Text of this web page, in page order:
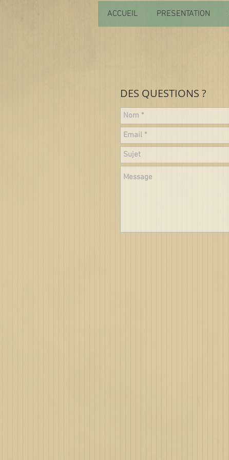
ACCUEIL PRESENTATION
DES QUESTIONS ?